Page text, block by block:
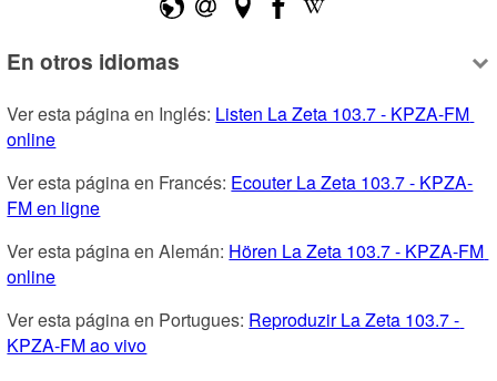
En otros idiomas
Ver esta página en Inglés: Listen La Zeta 103.7 - KPZA-FM
online
Ver esta página en Francés: Ecouter La Zeta 103.7 - KPZA-
FM en ligne
Ver esta página en Alemán: Hören La Zeta 103.7 - KPZA-FM
online
Ver esta página en Portugues: Reproduzir La Zeta 103.7 -
KPZA-FM ao vivo